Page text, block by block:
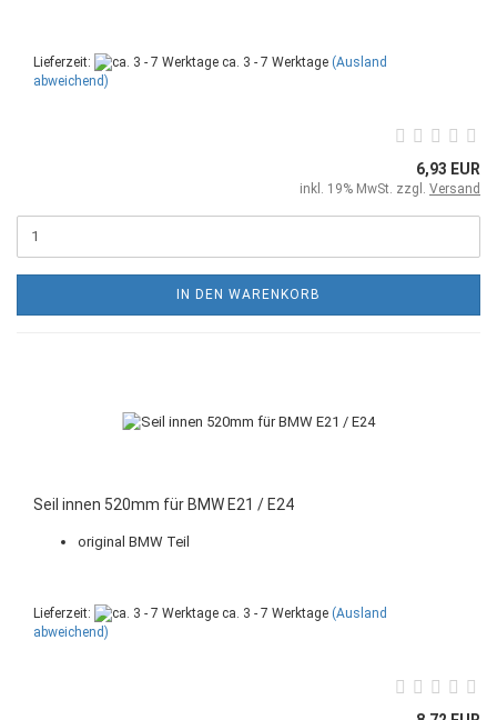
Lieferzeit: ca. 3 - 7 Werktage (Ausland
abweichend)
6,93 EUR
inkl. 19% MwSt. zzgl. Versand
IN DEN WARENKORB
Seil innen 520mm für BMW E21 / E24
original BMW Teil
Lieferzeit: ca. 3 - 7 Werktage (Ausland
abweichend)